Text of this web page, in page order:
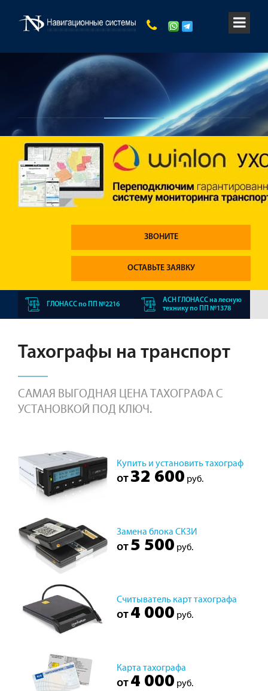
ЗВОНИТЕ
ОСТАВЬТЕ ЗАЯВКУ
ГЛОНАСС по ПП №2216
АСН ГЛОНАСС на лесную
технику по ПП №1378
Тахографы на транспорт
САМАЯ ВЫГОДНАЯ ЦЕНА ТАХОГРАФА С
УСТАНОВКОЙ ПОД КЛЮЧ.
Купить и установить тахограф
от32 600 руб.
Замена блока СКЗИ
от 5 500 руб.
Считыватель карт тахографа
от 4 000 руб.
Карта тахографа
от 4 000 руб.